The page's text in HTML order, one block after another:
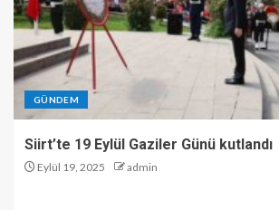
GÜNDEM
Siirt’te 19 Eylül Gaziler Günü kutlandı
Eylül 19, 2025 admin